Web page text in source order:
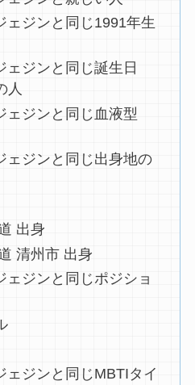
ェジンと同じ1991年生
ェジンと同じ誕生日
人
ェジンと同じ血液型
ェジンと同じ出身地の
出身
清州市 出身
ェジンと同じポジショ
ェジンと同じMBTIタイ